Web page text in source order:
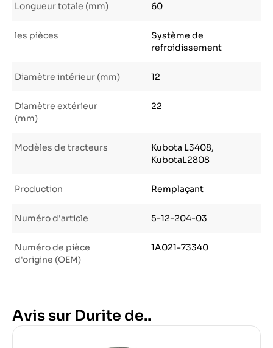
Longueur totale (mm) 60
les pièces
Système de
refroidissement
Diamètre intérieur (mm) 12
Diamètre extérieur
(mm)
22
Modèles de tracteurs
Kubota L3408,
KubotaL2808
Production Remplaçant
Numéro d'article 5-12-204-03
Numéro de pièce
d'origine (OEM)
1A021-73340
Avis sur Durite de..